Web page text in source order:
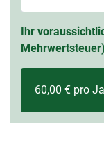
Ihr
Mehrwertsteuer)
60,00 € pro